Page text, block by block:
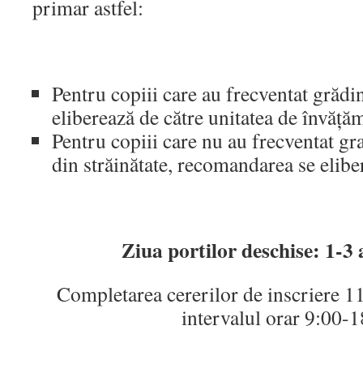
primar astfel:
Pentru copiii care au frecventat
eliberează de către unitatea de
Pentru copiii care nu au frecventat
din străinătate, recomandarea se
Ziua portilor deschise: 1-3
Completarea cererilor de inscriere
intervalul orar 9:00-